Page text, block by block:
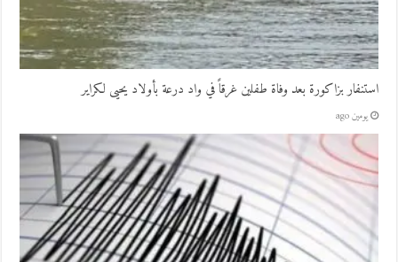
استنفار بزاكورة بعد وفاة طفلين غرقاً في واد درعة بأولاد يحيى لكراير
يومين ago